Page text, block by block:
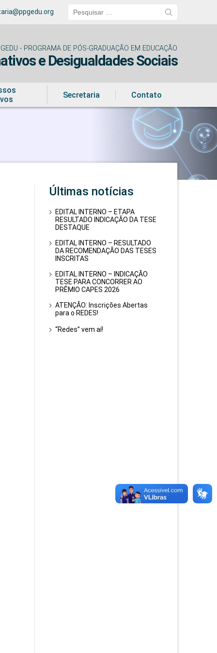
- PROGRAMA DE PÓS-GRADUAÇÃO EM EDUCAÇÃO
e Desigualdades Sociais
Pesquisar
por:
Secretaria Contato
Últimas notícias
EDITAL INTERNO – ETAPA
RESULTADO INDICAÇÃO DA TESE
DESTAQUE
EDITAL INTERNO – RESULTADO
DA RECOMENDAÇÃO DAS TESES
INSCRITAS
EDITAL INTERNO – INDICAÇÃO
TESE PARA CONCORRER AO
PRÊMIO CAPES 2026
ATENÇÃO: Inscrições Abertas
para o REDES!
“Redes” vem aí!